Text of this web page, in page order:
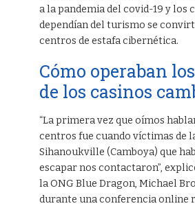
a la pandemia del covid-19 y los
dependían del turismo se
centros de estafa cibernética.
Cómo operaban
de los casinos
“La primera vez que oímos
centros fue cuando víctimas de
Sihanoukville (Camboya) que
escapar nos contactaron”,
la ONG Blue Dragon, Michael
durante una conferencia online